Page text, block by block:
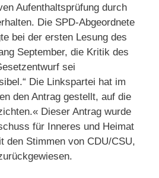
Aufenthaltsprüfung durch
Die SPD-Abgeordnete
bei der ersten Lesung des
September, die Kritik des
sei
Die Linkspartei hat im
den Antrag gestellt, auf die
Dieser Antrag wurde
für Inneres und Heimat
den Stimmen von CDU/CSU,